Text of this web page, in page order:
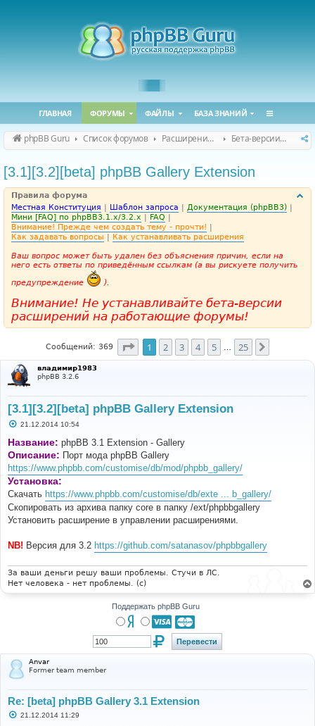
ГЛАВНАЯ ФОРУМЫ ФАЙЛЫ БАЗА ЗНАНИЙ
phpBB Guru Список форумов Расширения phpBB Бета-версии расширений для phpBB
[3.1][3.2][beta] phpBB Gallery Extension
Правила форума
Местная Конституция | Шаблон запроса | Документация (phpBB3) |
Мини [FAQ] по phpBB3.1.x/3.2.x | FAQ |
Внимание! Прежде чем создать тему - прочти! |
Как задавать вопросы | Как устанавливать расширения
Ваш вопрос может быть удален без объяснения причин, если на
него есть ответы по приведённым ссылкам (а вы рискуете получить
предупреждение
).
Внимание! Не устанавливайте бета-версии
расширений на работающие форумы!
Сообщений: 369 Страница 1 из25
1 2 3 4 5 25
владимир1983
phpBB 3.2.6
[3.1][3.2][beta] phpBB Gallery Extension
С
о
б
щ
е
н
и
21.12.2014 10:54
Название: phpBB 3.1 Extension - Gallery
Описание: Порт мода phpBB Gallery
https://www.phpbb.com/customise/db/mod/phpbb_gallery/
Установка:
Скачать https://www.phpbb.com/customise/db/exte ... b_gallery/
Скопировать из архива папку core в папку /ext/phpbbgallery
Установить расширение в управлении расширениями.
NB! Версия для 3.2 https://github.com/satanasov/phpbbgallery
За ваши деньги решу ваши проблемы. Стучи в ЛС.
Нет человека - нет проблемы. (c)
Поддержать phpBB Guru
Anvar
Former team member
Re: [beta] phpBB Gallery 3.1 Extension
С21.12.2014 11:29